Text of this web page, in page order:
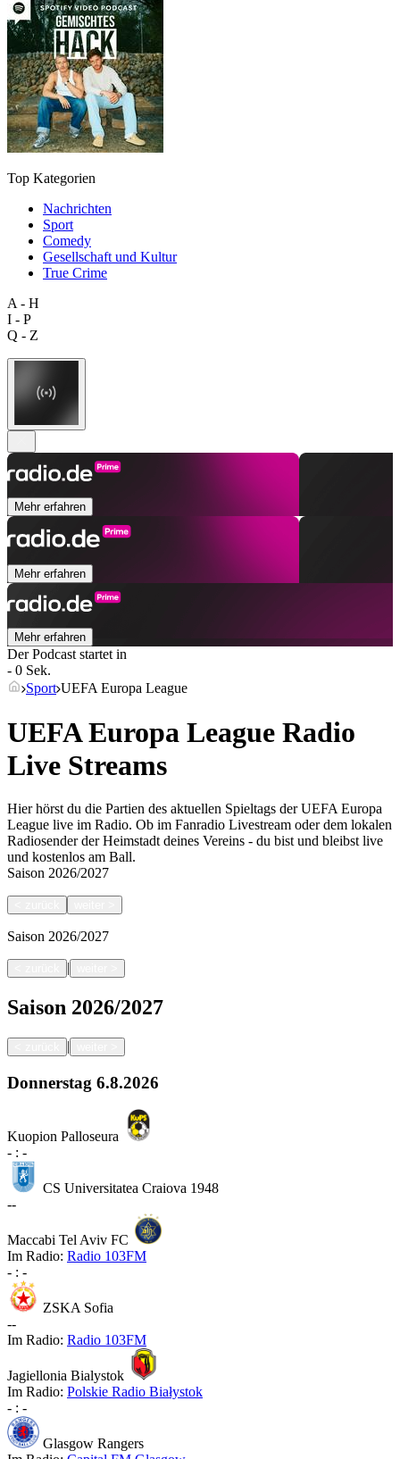
Top Kategorien
Nachrichten
Sport
Comedy
Gesellschaft und Kultur
True Crime
A - H
I - P
Q - Z
Mehr erfahren
Mehr erfahren
Mehr erfahren
Der Podcast startet in
- 0 Sek.
Sport UEFA Europa League
UEFA Europa League Radio
Live Streams
Hier hörst du die Partien des aktuellen Spieltags der UEFA Europa
League live im Radio. Ob im Fanradio Livestream oder dem lokalen
Radiosender der Heimstadt deines Vereins - du bist und bleibst live
und kostenlos am Ball.
Saison 2026/2027
Saison 2026/2027
|
Saison 2026/2027
|
Donnerstag 6.8.2026
Kuopion Palloseura
- : -
CS Universitatea Craiova 1948
--
Maccabi Tel Aviv FC
Im Radio: Radio 103FM
- : -
ZSKA Sofia
--
Im Radio: Radio 103FM
Jagiellonia Bialystok
Im Radio: Polskie Radio Białystok
- : -
Glasgow Rangers